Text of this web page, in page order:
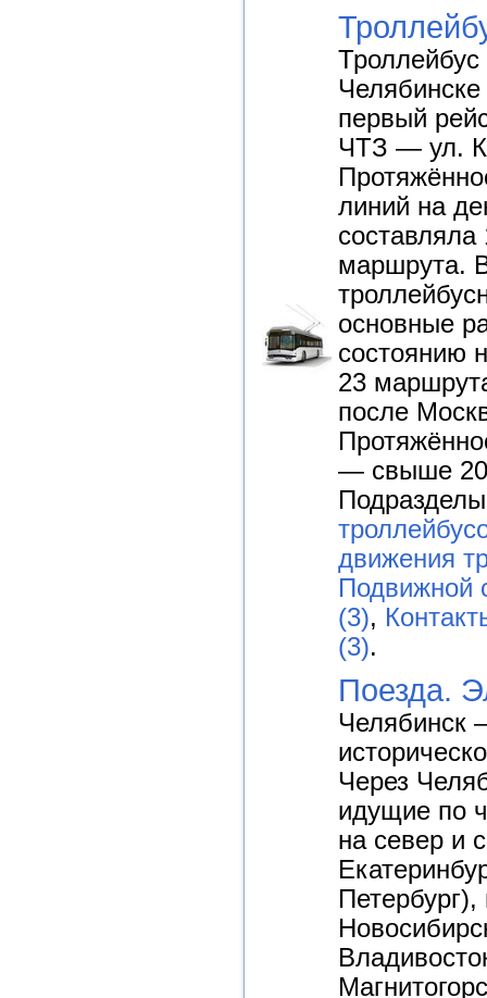
Троллейбус
первый
ЧТЗ — ул.
линий на
маршрута.
основные
состоянию
23
после
— свыше
движения
Подвижной
(3),
(3).
Поезда.
Челябинск
Через
идущие по
на север и